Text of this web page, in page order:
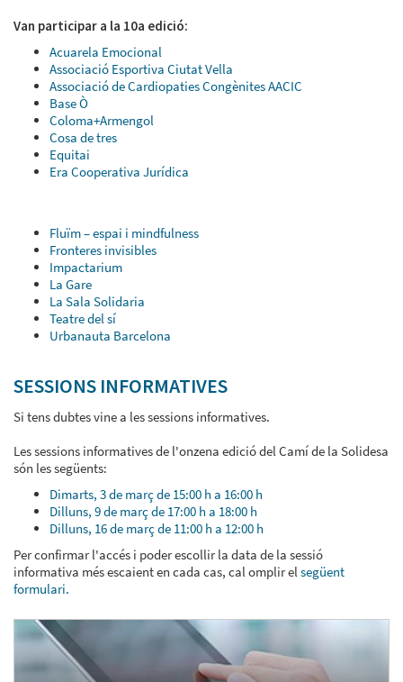
Van participar a la 10a edició:
Acuarela Emocional
Associació Esportiva Ciutat Vella
Associació de Cardiopaties Congènites AACIC
Base Ò
Coloma+Armengol
Cosa de tres
Equitai
Era Cooperativa Jurídica
Fluïm – espai i mindfulness
Fronteres invisibles
Impactarium
La Gare
La Sala Solidaria
Teatre del sí
Urbanauta Barcelona
SESSIONS INFORMATIVES
Si tens dubtes vine a les sessions informatives.
Les sessions informatives de l'onzena edició del Camí de la Solidesa
són les següents:
Dimarts, 3 de març de 15:00 h a 16:00 h
Dilluns, 9 de març de 17:00 h a 18:00 h
Dilluns, 16 de març de 11:00 h a 12:00 h
Per confirmar l'accés i poder escollir la data de la sessió
informativa més escaient en cada cas, cal omplir elsegüent
formulari.